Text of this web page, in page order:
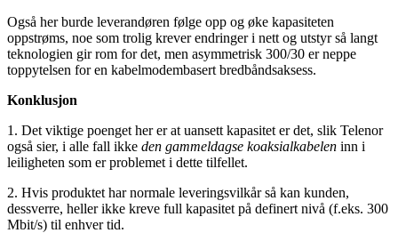
Også her burde leverandøren følge opp og øke kapasiteten
oppstrøms, noe som trolig krever endringer i nett og utstyr så langt
teknologien gir rom for det, men asymmetrisk 300/30 er neppe
toppytelsen for en kabelmodembasert bredbåndsaksess.
Konklusjon
1. Det viktige poenget her er at uansett kapasitet er det, slik Telenor
også sier, i alle fall ikke den gammeldagse koaksialkabelen inn i
leiligheten som er problemet i dette tilfellet.
2. Hvis produktet har normale leveringsvilkår så kan kunden,
dessverre, heller ikke kreve full kapasitet på definert nivå (f.eks. 300
Mbit/s) til enhver tid.